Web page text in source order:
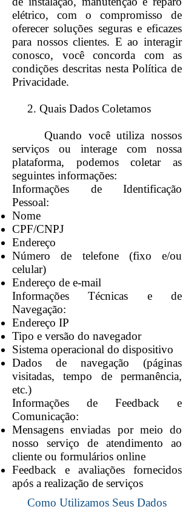
elétrico, com o compromisso de
oferecer soluções seguras e eficazes
para nossos clientes. E ao interagir
conosco, você concorda com as
condições descritas nesta Política de
Privacidade.
2. Quais Dados Coletamos
Quando você utiliza nossos
serviços ou interage com nossa
plataforma, podemos coletar as
seguintes informações:
Informações de Identificação
Pessoal:
Nome
CPF/CNPJ
Endereço
Número de telefone (fixo e/ou
celular)
Endereço de e-mail
Informações Técnicas e de
Navegação:
Endereço IP
Tipo e versão do navegador
Sistema operacional do dispositivo
Dados de navegação (páginas
visitadas, tempo de permanência,
etc.)
Informações de Feedback e
Comunicação:
Mensagens enviadas por meio do
nosso serviço de atendimento ao
cliente ou formulários online
Feedback e avaliações fornecidos
após a realização de serviços
Como Utilizamos Seus Dados